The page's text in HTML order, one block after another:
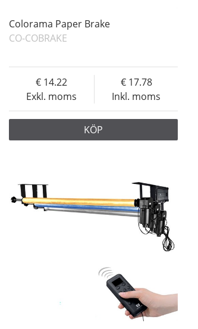
Colorama Paper Brake
CO-COBRAKE
Exkl. moms
14.22
Inkl. moms
17.78
KÖP